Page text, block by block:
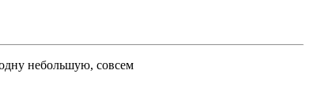
небольшую, совсем